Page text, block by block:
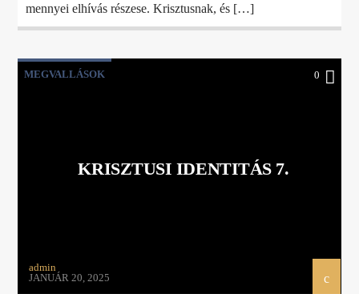
mennyei elhívás részese. Krisztusnak, és […]
MEGVALLÁSOK 0
KRISZTUSI IDENTITÁS 7.
admin
JANUÁR 20, 2025